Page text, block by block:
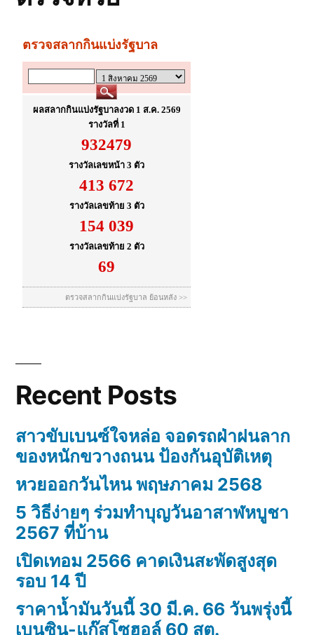
Recent Posts
สาวขับเบนซ์ใจหล่อ จอดรถฝ่าฝนลาก
ของหนักขวางถนน ป้องกันอุบัติเหตุ
หวยออกวันไหน พฤษภาคม 2568
5 วิธีง่ายๆ ร่วมทำบุญวันอาสาฬหบูชา
2567 ที่บ้าน
เปิดเทอม 2566 คาดเงินสะพัดสูงสุด
รอบ 14 ปี
ราคาน้ำมันวันนี้ 30 มี.ค. 66 วันพรุ่งนี้
เบนซิน-แก๊สโซฮอล์ 60 สต.